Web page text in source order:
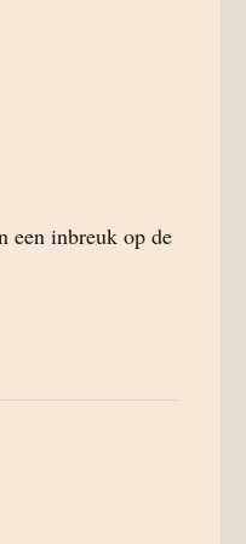
een inbreuk op de